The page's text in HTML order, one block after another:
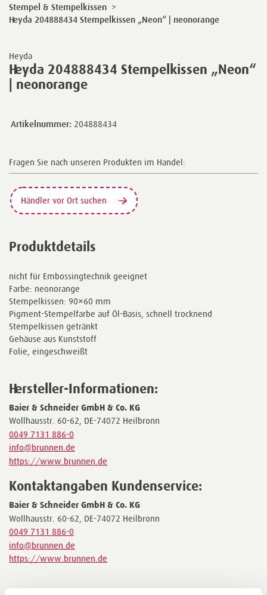
Heyda
Heyda 204888434 Stempelkissen „Neon“
| neonorange
Stempel & Stempelkissen >
Heyda 204888434 Stempelkissen „Neon“ | neonorange
Artikelnummer: 204888434
Fragen Sie nach unseren Produkten im Handel:
Händler vor Ort suchen
Produktdetails
nicht für Embossingtechnik geeignet
Farbe: neonorange
Stempelkissen: 90×60 mm
Pigment-Stempelfarbe auf Öl-Basis, schnell trocknend
Stempelkissen getränkt
Gehäuse aus Kunststoff
Folie, eingeschweißt
Hersteller-Informationen:
Baier & Schneider GmbH & Co. KG
Wollhausstr. 60-62, DE-74072 Heilbronn
0049 7131 886-0
info@brunnen.de
https://www.brunnen.de
Kontaktangaben Kundenservice:
Baier & Schneider GmbH & Co. KG
Wollhausstr. 60-62, DE-74072 Heilbronn
0049 7131 886-0
info@brunnen.de
https://www.brunnen.de